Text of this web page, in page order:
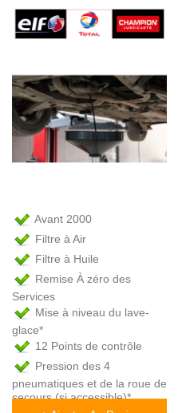
Avant 2000
Filtre à Air
Filtre à Huile
Remise À zéro des
Services
Mise à niveau du lave-
glace*
12 Points de contrôle
Pression des 4
pneumatiques et de la roue de
secours (si accessible)*